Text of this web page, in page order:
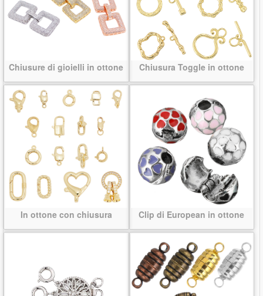
Chiusure di gioielli in ottone Chiusura Toggle in ottone
In ottone con chiusura Clip di European in ottone